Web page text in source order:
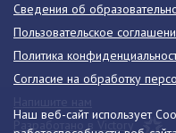
Наш веб-сайт использует
Сведения об
Пользовательское
Политика
Согласие на обработку
Разработано в Victory